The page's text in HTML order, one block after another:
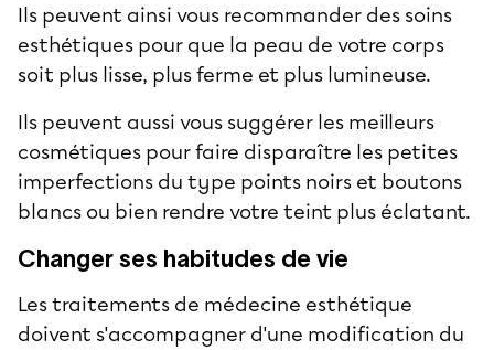
Ils peuvent ainsi vous recommander des soins
esthétiques pour que la peau de votre corps
soit plus lisse, plus ferme et plus lumineuse.
Ils peuvent aussi vous suggérer les meilleurs
cosmétiques pour faire disparaître les petites
imperfections du type points noirs et boutons
blancs ou bien rendre votre teint plus éclatant.
Changer ses habitudes de vie
Les traitements de médecine esthétique
doivent s'accompagner d'une modification du